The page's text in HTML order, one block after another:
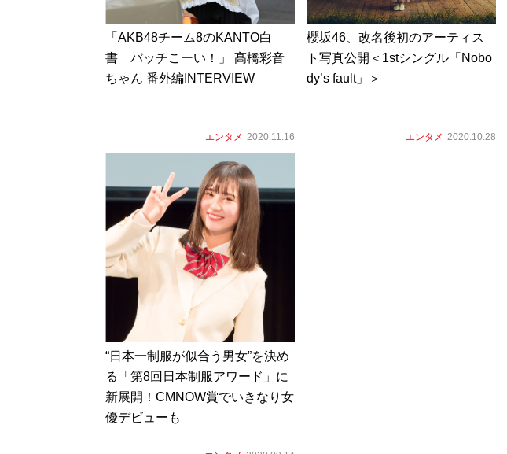
「AKB48チーム8のKANTO白
書 バッチこーい！」 髙橋彩音
ちゃん 番外編INTERVIEW
エンタメ 2020.11.16
櫻坂46、改名後初のアーティス
ト写真公開＜1stシングル「Nobo
dy’s fault」＞
エンタメ 2020.10.28
“日本一制服が似合う男女”を決め
る「第8回日本制服アワード」に
新展開！CMNOW賞でいきなり女
優デビューも